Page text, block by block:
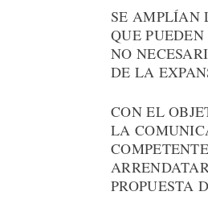
SE AMPLÍAN
QUE
NO
DE LA
CON EL
LA
PROPUESTA